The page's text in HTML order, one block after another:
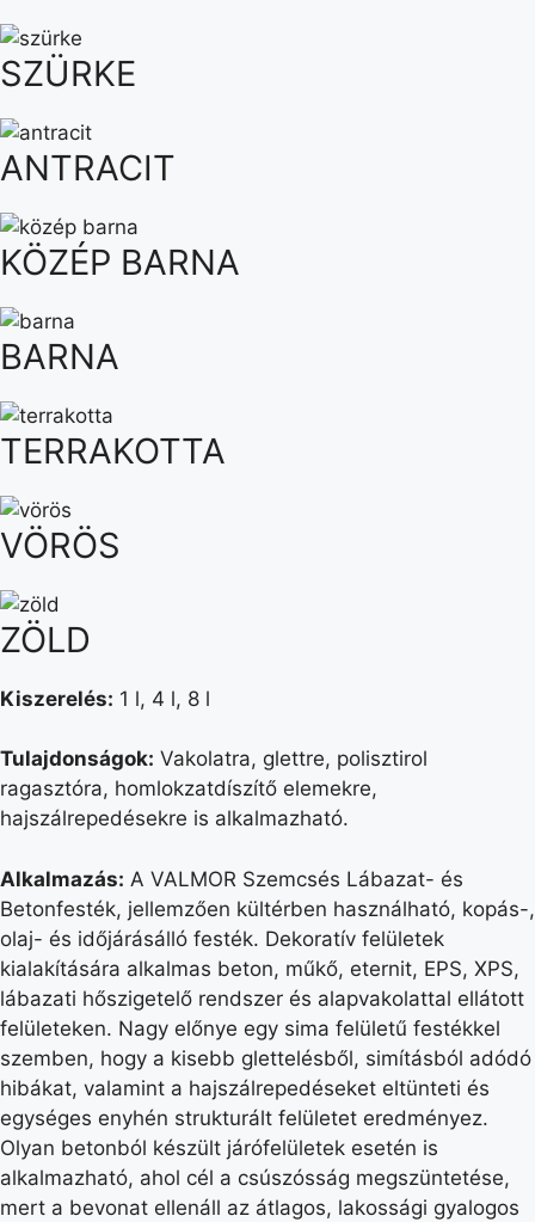
SZÜRKE
ANTRACIT
KÖZÉP BARNA
BARNA
TERRAKOTTA
VÖRÖS
ZÖLD
Kiszerelés: 1 l, 4 l, 8 l
Tulajdonságok: Vakolatra, glettre, polisztirol
ragasztóra, homlokzatdíszítő elemekre,
hajszálrepedésekre is alkalmazható.
Alkalmazás: A VALMOR Szemcsés Lábazat- és
Betonfesték, jellemzően kültérben használható, kopás-,
olaj- és időjárásálló festék. Dekoratív felületek
kialakítására alkalmas beton, műkő, eternit, EPS, XPS,
lábazati hőszigetelő rendszer és alapvakolattal ellátott
felületeken. Nagy előnye egy sima felületű festékkel
szemben, hogy a kisebb glettelésből, simításból adódó
hibákat, valamint a hajszálrepedéseket eltünteti és
egységes enyhén strukturált felületet eredményez.
Olyan betonból készült járófelületek esetén is
alkalmazható, ahol cél a csúszósság megszüntetése,
mert a bevonat ellenáll az átlagos, lakossági gyalogos